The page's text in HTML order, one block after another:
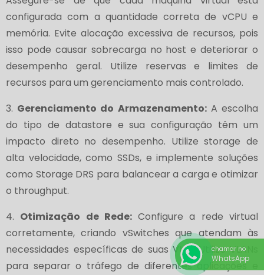
configurada com a quantidade correta de vCPU e
memória. Evite alocação excessiva de recursos, pois
isso pode causar sobrecarga no host e deteriorar o
desempenho geral. Utilize reservas e limites de
recursos para um gerenciamento mais controlado.
3. Gerenciamento do Armazenamento:A escolha
do tipo de datastore e sua configuração têm um
impacto direto no desempenho. Utilize storage de
alta velocidade, como SSDs, e implemente soluções
como Storage DRS para balancear a carga e otimizar
o throughput.
4. Otimização de Rede:Configure a rede virtual
corretamente, criando vSwitches que atendam às
necessidades específicas de suas VMs. Utilize VLANs
para separar o tráfego de diferentes aplicações e
chamar no
WhatsApp